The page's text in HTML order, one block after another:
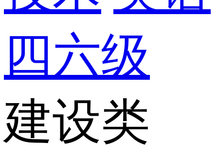
四六级
建设类